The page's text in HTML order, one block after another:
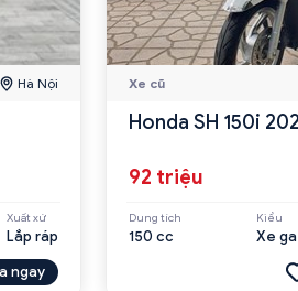
Hà Nội
Xuất xứ
Lắp ráp
ngay
Xe cũ
Honda SH 150i
92 triệu
Dung tích
150 cc
Kiểu
Xe ga